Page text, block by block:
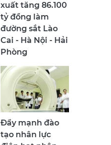
xuất tăng 86.100
tỷ đồng làm
đường sắt Lào
Cai - Hà Nội - Hải
Phòng
Đẩy mạnh đào
tạo nhân lực